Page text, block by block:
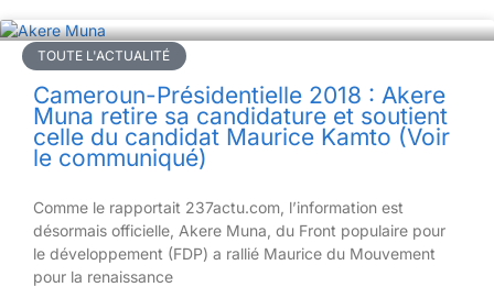
TOUTE L'ACTUALITÉ
Cameroun-Présidentielle 2018 : Akere
Muna retire sa candidature et soutient
celle du candidat Maurice Kamto (Voir
le communiqué)
Comme le rapportait 237actu.com, l’information est
désormais officielle, Akere Muna, du Front populaire pour
le développement (FDP) a rallié Maurice du Mouvement
pour la renaissance